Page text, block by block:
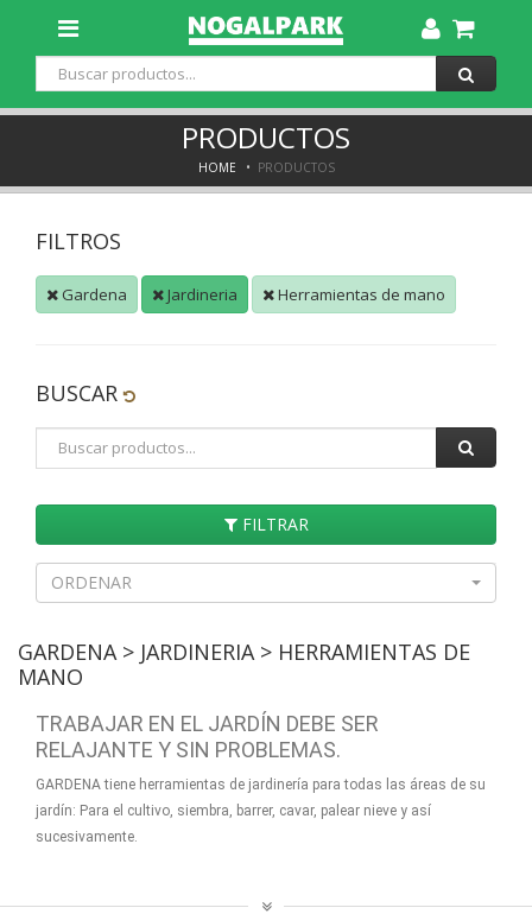
Toggle
Dropdown
PRODUCTOS
HOME PRODUCTOS
FILTROS
Gardena Jardineria Herramientas de mano
BUSCAR
FILTRAR
ORDENAR
GARDENA > JARDINERIA > HERRAMIENTAS DE
MANO
TRABAJAR EN EL JARDÍN DEBE SER
RELAJANTE Y SIN PROBLEMAS.
GARDENA tiene herramientas de jardinería para todas las áreas de su
jardín: Para el cultivo, siembra, barrer, cavar, palear nieve y así
sucesivamente.